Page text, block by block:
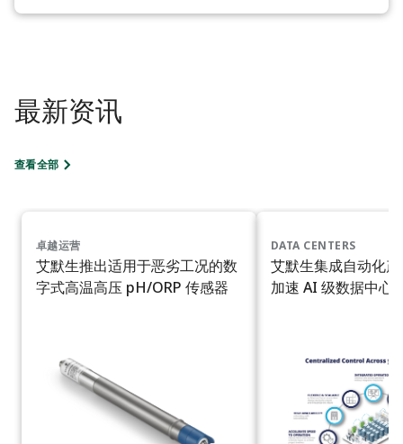
最新资讯
查看全部
卓越运营
艾默生推出适用于恶劣工况的数
字式高温高压 pH/ORP 传感器
DATA CENTERS
艾默生集成自动化
加速 AI 级数据中心